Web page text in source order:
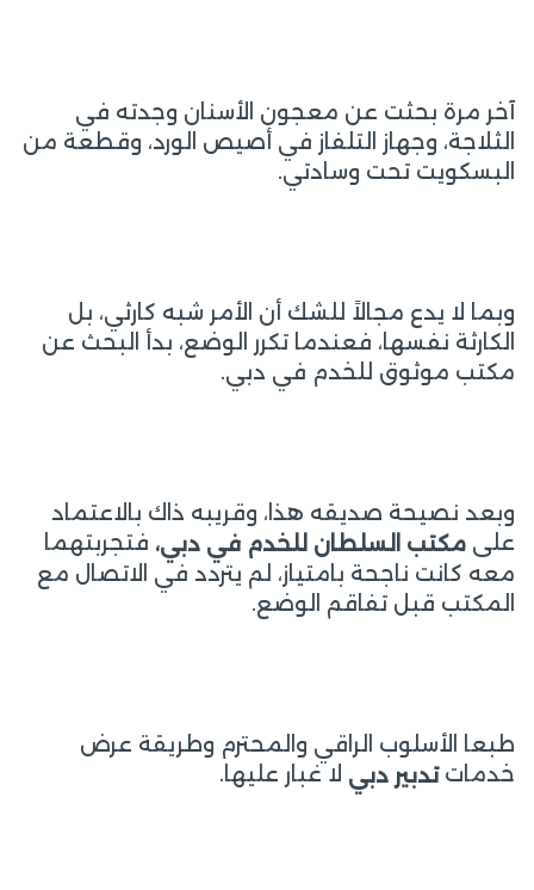
آخر مرة بحثت عن معجون الأسنان وجدته في
الثلاجة، وجهاز التلفاز في أصيص الورد، وقطعة من
البسكويت تحت وسادتي.
وبما لا يدع مجالاً للشك أن الأمر شبه كارثي، بل
الكارثة نفسها، فعندما تكرر الوضع، بدأ البحث عن
مكتب موثوق للخدم في دبي.
وبعد نصيحة صديقه هذا، وقريبه ذاك بالاعتماد
على مكتب السلطان للخدم في دبي، فتجربتهما
معه كانت ناجحة بامتياز، لم يتردد في الاتصال مع
المكتب قبل تفاقم الوضع.
طبعا الأسلوب الراقي والمحترم وطريقة عرض
خدماتتدبير دبي لا غبار عليها.